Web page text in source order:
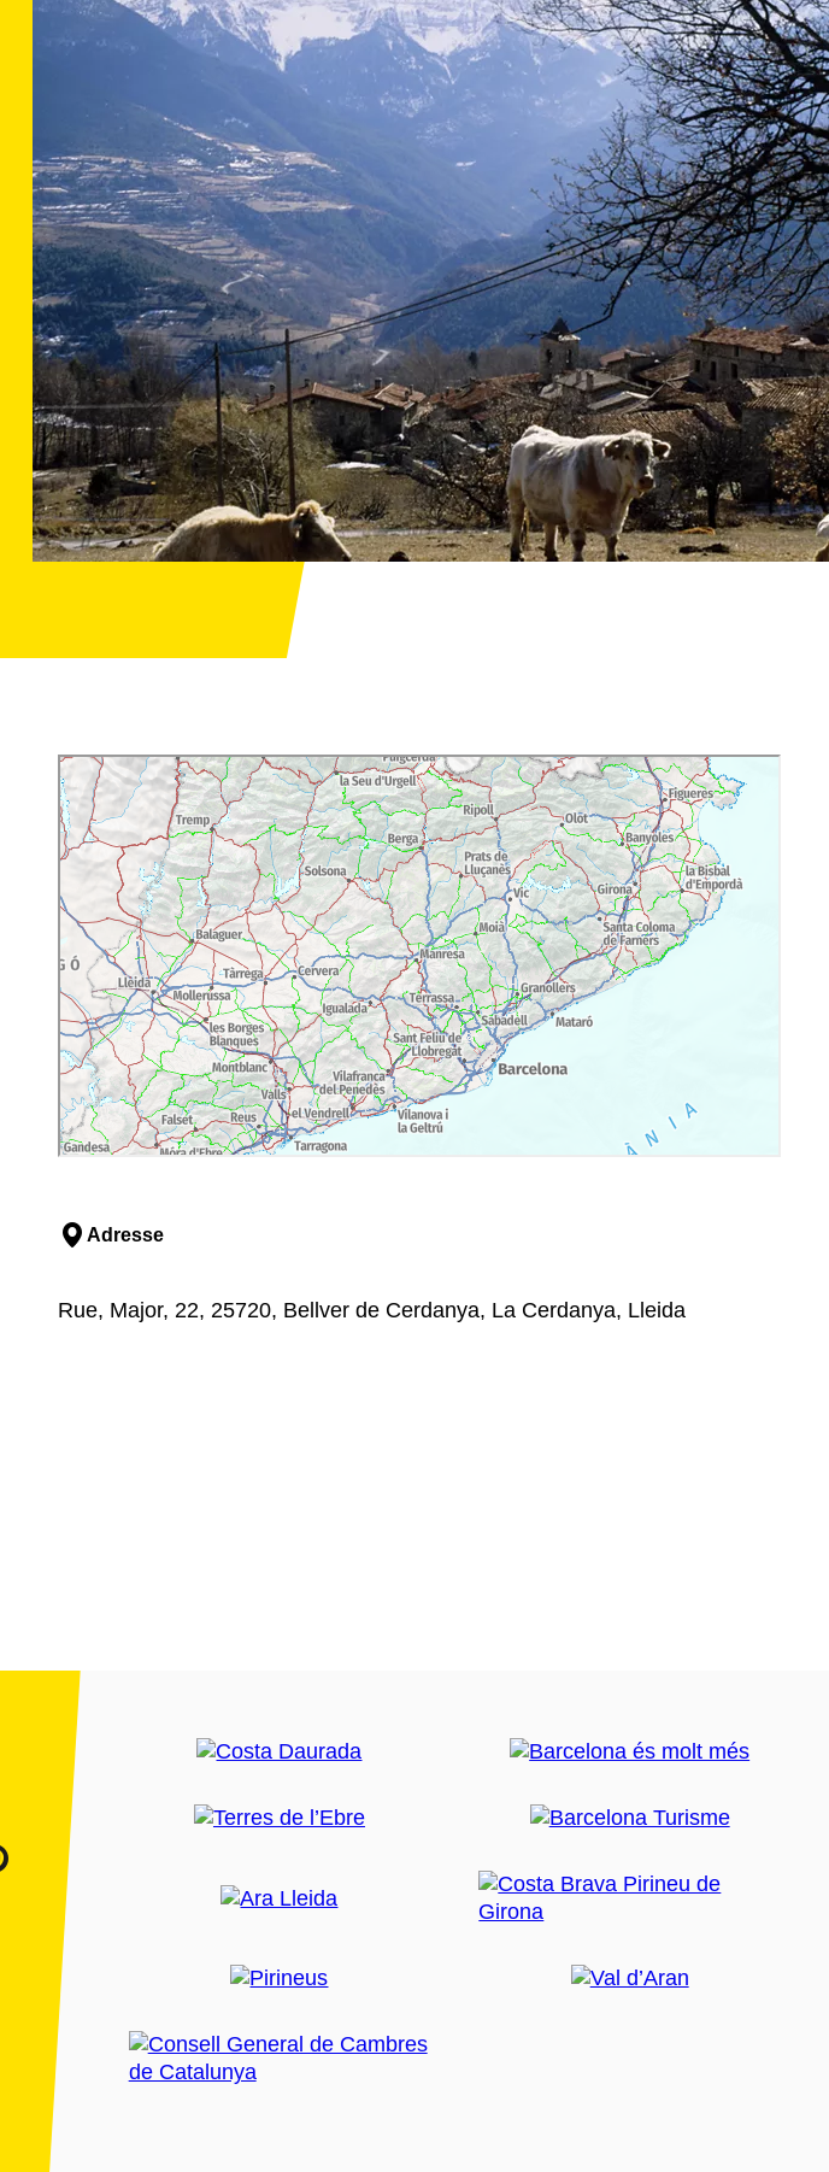
Adresse
Rue, Major, 22, 25720, Bellver de Cerdanya, La Cerdanya, Lleida